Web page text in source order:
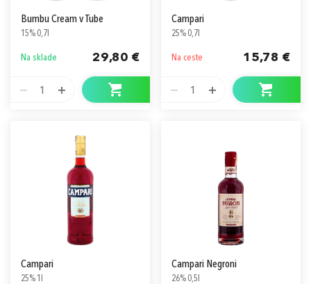
Bumbu Cream v Tube
15% 0,7l
Na sklade 29,80 €
1
Campari
25% 0,7l
Na ceste 15,78 €
1
Campari
25% 1l
Campari Negroni
26% 0,5l